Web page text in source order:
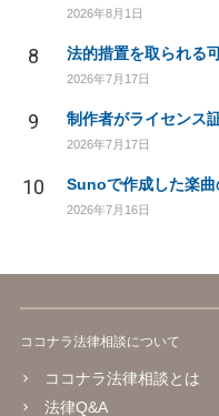
2026年8月1日
8 法的措置を取られる
2026年7月17日
9
2026年7月17日
10 Sunoで作成した楽曲
2026年7月16日
ココナラ法律相談について
ココナラ法律相談とは
法律Q&A